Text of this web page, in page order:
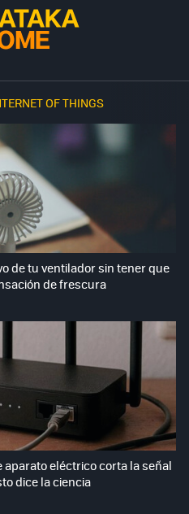
OF THINGS
de tu ventilador sin tener que
de frescura
aparato eléctrico corta la señal
dice la ciencia